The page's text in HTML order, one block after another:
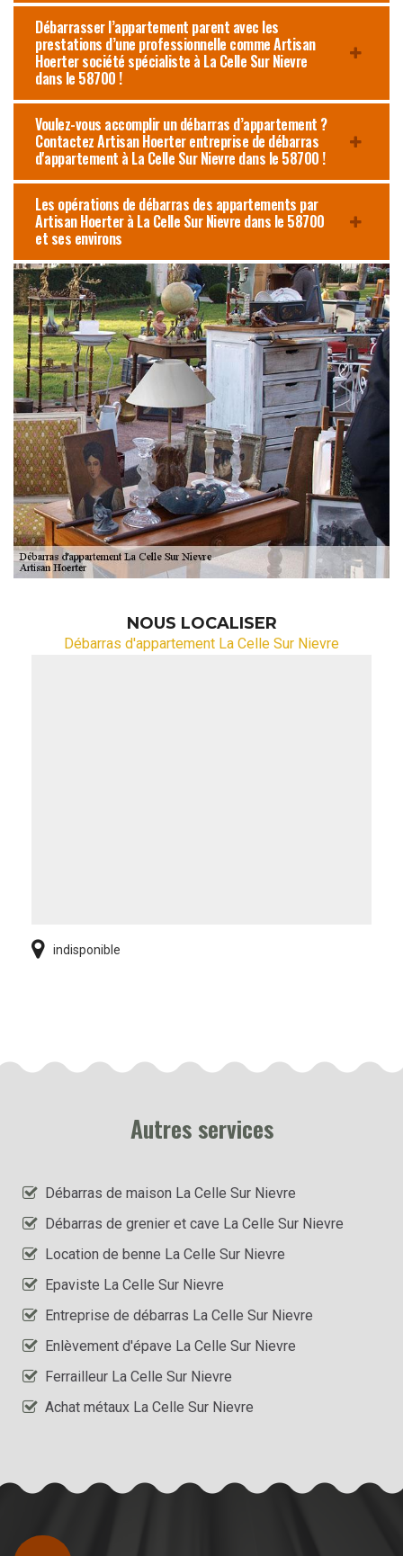
Débarrasser l’appartement parent avec les
prestations d’une professionnelle comme Artisan
Hoerter société spécialiste à La Celle Sur Nievre
dans le 58700 !
Voulez-vous accomplir un débarras d’appartement ?
Contactez Artisan Hoerter entreprise de débarras
d'appartement à La Celle Sur Nievre dans le 58700 !
Les opérations de débarras des appartements par
Artisan Hoerter à La Celle Sur Nievre dans le 58700
et ses environs
NOUS LOCALISER
Débarras d'appartement La Celle Sur Nievre
indisponible
Autres services
Débarras de maison La Celle Sur Nievre
Débarras de grenier et cave La Celle Sur Nievre
Location de benne La Celle Sur Nievre
Epaviste La Celle Sur Nievre
Entreprise de débarras La Celle Sur Nievre
Enlèvement d'épave La Celle Sur Nievre
Ferrailleur La Celle Sur Nievre
Achat métaux La Celle Sur Nievre